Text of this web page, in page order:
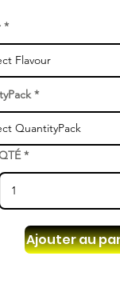
Ajouter au